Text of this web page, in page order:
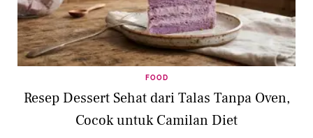
FOOD
Resep Dessert Sehat dari Talas Tanpa Oven,
Cocok untuk Camilan Diet